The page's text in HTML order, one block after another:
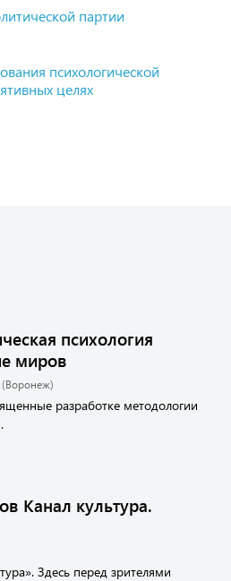
партии
психологической
целях
психология
миров
разработке методологии
Канал культура.
Здесь перед зрителями